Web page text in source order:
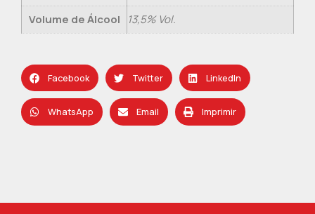
Volume de Álcool
13,5% Vol.
Facebook Twitter LinkedIn
WhatsApp Email Imprimir